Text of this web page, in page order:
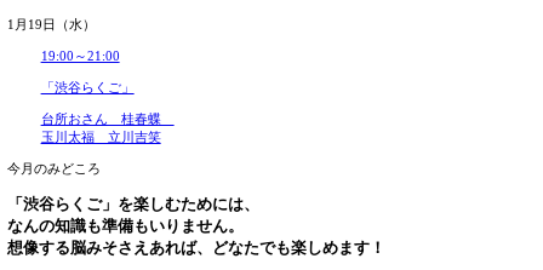
2022年03月
2022年02月
2021年12月
2021年11月
2021年10月
2021年09月
2021年08月
2021年07月
2021年06月
柳家小はぜ 柳家小八
14:00～16:00
「渋谷らくご」
春風亭昇々 立川談吉
春風亭百栄 隅田川馬石
17:00～19:00